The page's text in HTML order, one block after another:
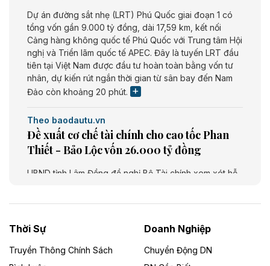
Dự án đường sắt nhẹ (LRT) Phú Quốc giai đoạn 1 có
tổng vốn gần 9.000 tỷ đồng, dài 17,59 km, kết nối
Cảng hàng không quốc tế Phú Quốc với Trung tâm Hội
nghị và Triển lãm quốc tế APEC. Đây là tuyến LRT đầu
tiên tại Việt Nam được đầu tư hoàn toàn bằng vốn tư
nhân, dự kiến rút ngắn thời gian từ sân bay đến Nam
Đảo còn khoảng 20 phút.
Theo baodautu.vn
Đề xuất cơ chế tài chính cho cao tốc Phan
Thiết - Bảo Lộc vốn 26.000 tỷ đồng
UBND tỉnh Lâm Đồng đề nghị Bộ Tài chính xem xét hỗ
- Bu Prăng. Dự án dài khoảng 73,49 km, tổng mức đầu
tư dự kiến 26.000 tỷ đồng.
Thời Sự
Truyền Thông Chính Sách
Doanh Nghiệp
Chuyển Động DN